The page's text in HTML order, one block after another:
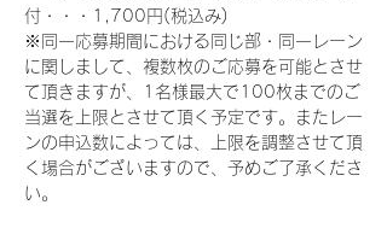
付・・・1,700円(税込み)
※同一応募期間における同じ部・同一レーン
に関しまして、複数枚のご応募を可能とさせ
て頂きますが、1名様最大で100枚までのご
当選を上限とさせて頂く予定です。またレー
ンの申込数によっては、上限を調整させて頂
く場合がございますので、予めご了承くださ
い。